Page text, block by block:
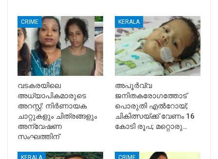
CRIME
വടകരയിലെ
അധ്യാപികമാരുടെ
അറസ്റ്റ്: നിർണായക
ചാറ്റുകളും ചിത്രങ്ങളും
അന്വേഷണ
സംഘത്തിന്
KERALA
അപൂര്‍വ്വ
ജനിതകരോഗത്തോട്
പൊരുതി എല്‍റോയ്;
ചികിത്സയ്ക്ക് വേണം 16
കോടി രൂപ; മറ്റൊരു…